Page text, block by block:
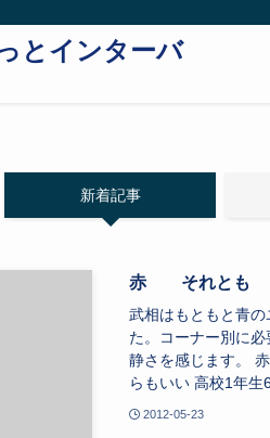
とインターバ
新着記事
赤 それと
武相はもともと青
た。コーナー別に
静さを感じます。
らもいい 高校1年生6
2012-05-23